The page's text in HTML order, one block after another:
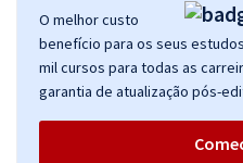
O melhor custo
benefício para os seus
mil cursos para todas as
garantia de atualização pós-